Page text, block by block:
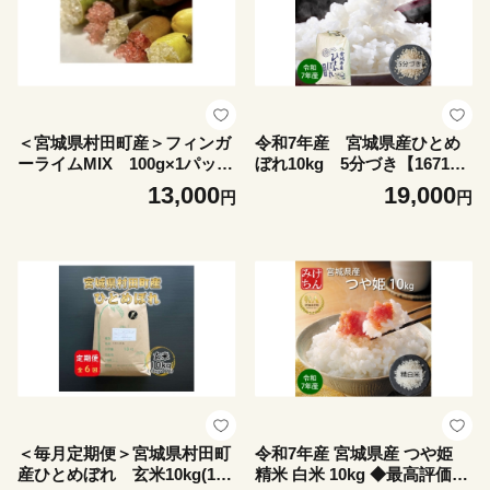
＜宮城県村田町産＞フィンガ
ーライムMIX 100g×1パック
13,000円
令和7年産 宮城県産ひとめ
ぼれ10kg 5分づき【167143
19,000円
＜毎月定期便＞宮城県村田町
産ひとめぼれ 玄米10kg(10k
令和7年産 宮城県産 つや姫
精米 白米 10kg ◆最高評価特